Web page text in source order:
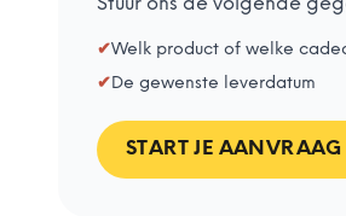
Stuur ons de volgende
✔Welk product of welke
✔De gewenste leverdatum
START JE